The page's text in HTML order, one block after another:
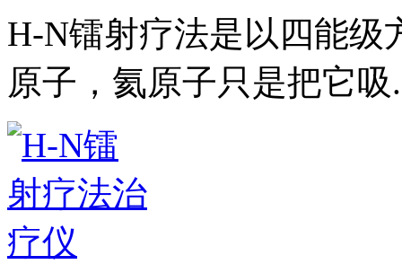
H-N镭射疗法是以四能级
原子，氦原子只是把它吸